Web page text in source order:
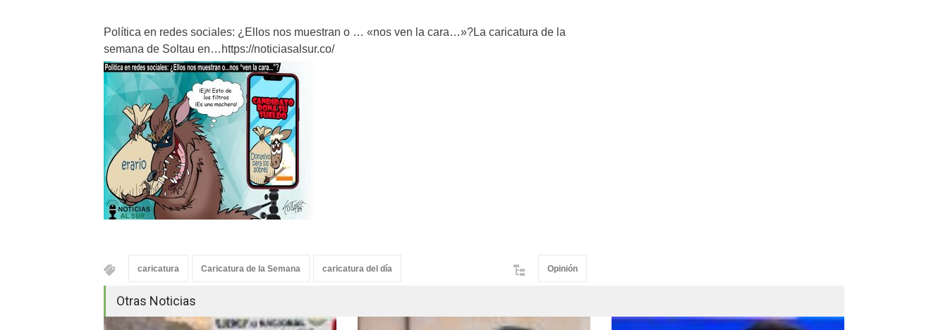
Política en redes sociales: ¿Ellos nos muestran o … «nos ven la cara…»?La caricatura de la
semana de Soltau en…https://noticiasalsur.co/
caricatura Caricatura de la Semana caricatura del día Opinión
Otras Noticias